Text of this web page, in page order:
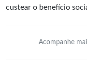
custear o benefício
Acompanhe